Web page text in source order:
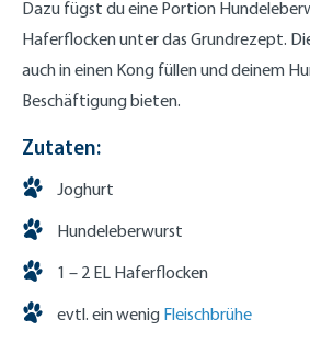
Dazu fügst du eine Portion
Haferflocken unter das Grundrezept.
auch in einen Kong füllen und deinem
Beschäftigung bieten.
Zutaten:
Joghurt
Hundeleberwurst
1 – 2 EL Haferflocken
evtl. ein wenig Fleischbrühe